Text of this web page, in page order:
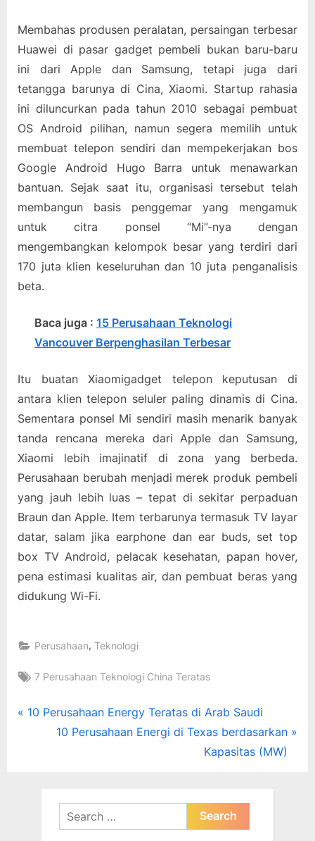
Membahas produsen peralatan, persaingan terbesar
Huawei di pasar gadget pembeli bukan baru-baru
ini dari Apple dan Samsung, tetapi juga dari
tetangga barunya di Cina, Xiaomi. Startup rahasia
ini diluncurkan pada tahun 2010 sebagai pembuat
OS Android pilihan, namun segera memilih untuk
membuat telepon sendiri dan mempekerjakan bos
Google Android Hugo Barra untuk menawarkan
bantuan. Sejak saat itu, organisasi tersebut telah
membangun basis penggemar yang mengamuk
untuk citra ponsel “Mi”-nya dengan
mengembangkan kelompok besar yang terdiri dari
170 juta klien keseluruhan dan 10 juta penganalisis
beta.
Baca juga : 15 Perusahaan Teknologi
Vancouver Berpenghasilan Terbesar
Itu buatan Xiaomigadget telepon keputusan di
antara klien telepon seluler paling dinamis di Cina.
Sementara ponsel Mi sendiri masih menarik banyak
tanda rencana mereka dari Apple dan Samsung,
Xiaomi lebih imajinatif di zona yang berbeda.
Perusahaan berubah menjadi merek produk pembeli
yang jauh lebih luas – tepat di sekitar perpaduan
Braun dan Apple. Item terbarunya termasuk TV layar
datar, salam jika earphone dan ear buds, set top
box TV Android, pelacak kesehatan, papan hover,
pena estimasi kualitas air, dan pembuat beras yang
didukung Wi-Fi.
Perusahaan,Teknologi
Tags:
7 Perusahaan Teknologi China Teratas
Post
P
10 Perusahaan Energy Teratas di Arab Saudi
N
o
10 Perusahaan Energi di Texas berdasarkan
Kapasitas (MW)
Search
for: